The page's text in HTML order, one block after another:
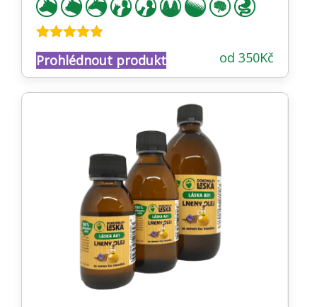
Hodnocení
4.79z 5 od 350Kč
Prohlédnout produkt